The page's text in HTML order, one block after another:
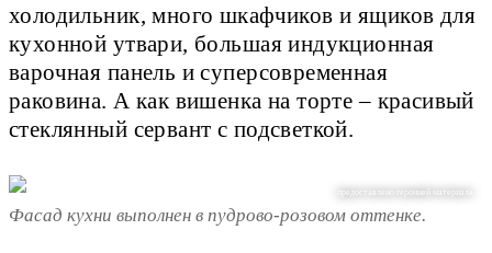
холодильник, много шкафчиков и ящиков для
кухонной утвари, большая индукционная
варочная панель и суперсовременная
раковина. А как вишенка на торте – красивый
стеклянный сервант с подсветкой.
предоставлено героиней материала
Фасад кухни выполнен в пудрово-розовом оттенке.